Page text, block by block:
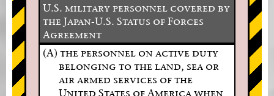
U.S. military personnel covered by
the Japan-U.S. Status of Forces
Agreement
(A) the personnel on active duty
belonging to the land, sea or
air armed services of the
United States of America when